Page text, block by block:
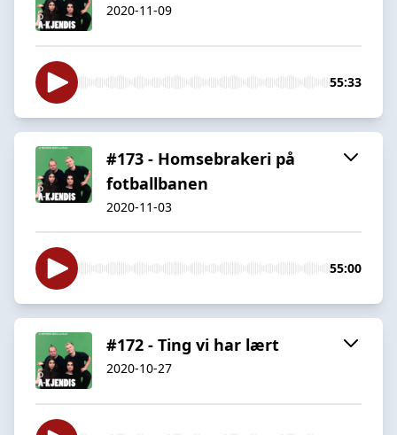
2020-11-09
55:33
#173 - Homsebrakeri på
fotballbanen
2020-11-03
55:00
#172 - Ting vi har lært
2020-10-27